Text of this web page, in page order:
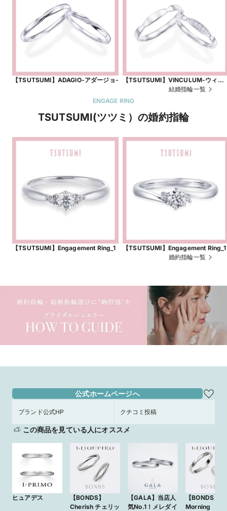
【TSUTSUMI】ADAGIO-アダージョ-
【TSUTSUMI】VINCULUM-ウィン
結婚指輪一覧
ENGAGE RING
TSUTSUMI(ツツミ）の婚約指輪
【TSUTSUMI】Engagement Ring_1
【TSUTSUMI】Engagement
婚約指輪一覧
公式ホームページへ
ブランド公式HP クチコミ投稿
この商品を見ている人にオススメ
ヒュアデス
【BONDS】
Cherish チェリッ
【GALA】当店人
気No.1！メレダイ
【BONDS】
Morning